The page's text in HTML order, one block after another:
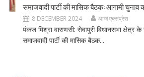
समाजवादी पार्टी की मासिक बैठक: आगामी चुनाव
8 DECEMBER 2024 आज एक्सप्रेस
पंकज मिश्रा वाराणसी: सेवापुरी विधानसभा क्षेत्र
समाजवादी पार्टी की मासिक बैठक...